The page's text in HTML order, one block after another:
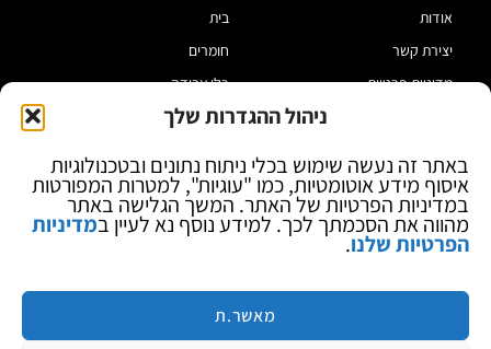
ניהול ההגדרות שלך
באתר זה נעשה שימוש בכלי ניתוח נתונים ובטכנולוגיות
איסוף מידע אוטומטיות, כמו "עוגיות", למטרות המפורטות
במדיניות הפרטיות של האתר. המשך הגלישה באתר
מהווה את הסכמתך לכך. למידע נוסף נא לעיין במדיניות
הפרטיות שלנו.
מאשר.ת
אודות
יצירת קשר
מדיניות פרטיות
בלוג
בית
חומרים
כלי עבודה
מוצרי הלחמה
ספקי כח ומודדים
ציוד אופטי להגדלה
מותגים